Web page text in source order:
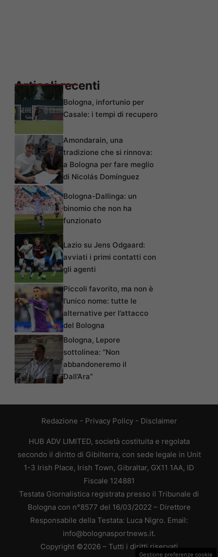
Articoli recenti
Bologna, infortunio per
Casale: i tempi di recupero
Amondarain, una
tradizione che si rinnova:
a Bologna per fare meglio
di Nicolás Domínguez
Bologna-Dallinga: un
binomio che non ha
funzionato
Lazio su Jens Odgaard:
avviati i primi contatti con
gli agenti
Piccoli favorito, ma non è
l’unico nome: tutte le
alternative per l’attacco
del Bologna
Bologna, Lepore
sottolinea: “Non
abbandoneremo il
Dall’Ara”
Redazione - Privacy Policy- Disclaimer
HUB ADV LIMITED, società costituita e regolata
secondo il diritto di Gibilterra, con sede legale in Unit
1-3 Irish Place, Irish Town, Gibraltar, GX11 1AA, ID
Fiscale 124881
Testata Giornalistica registrata presso il Tribunale di
Bologna con n°8577 del 16/03/2022 – Direttore
Responsabile della Testata: Luca Nigro. Email:
info@bolognasportnews.it.
Copyright ©2026 – Tutti i diritti riservati
Gestione preferenze cookie